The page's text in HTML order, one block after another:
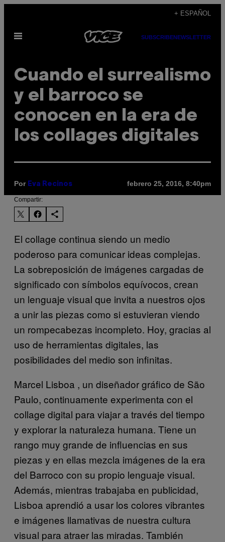
contenido
+ ESPAÑOL
Abrir
SUBSCRIBENEWSLETTER
Cuando el surrealismo
y el barroco se
conocen en la era de
los collages digitales
Por Eva Recinos febrero 25, 2016, 8:40pm
Compartir:
El collage continua siendo un medio
poderoso para comunicar ideas complejas.
La sobreposición de imágenes cargadas de
significado con símbolos equívocos, crean
un lenguaje visual que invita a nuestros ojos
a unir las piezas como si estuvieran viendo
un rompecabezas incompleto. Hoy, gracias al
uso de herramientas digitales, las
posibilidades del medio son infinitas.
Marcel Lisboa , un diseñador gráfico de São
Paulo, continuamente experimenta con el
collage digital para viajar a través del tiempo
y explorar la naturaleza humana. Tiene un
rango muy grande de influencias en sus
piezas y en ellas mezcla imágenes de la era
del Barroco con su propio lenguaje visual.
Además, mientras trabajaba en publicidad,
Lisboa aprendió a usar los colores vibrantes
e imágenes llamativas de nuestra cultura
visual para atraer las miradas. También